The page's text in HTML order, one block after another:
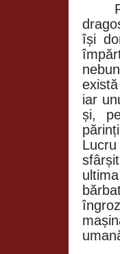
își
iar
și,